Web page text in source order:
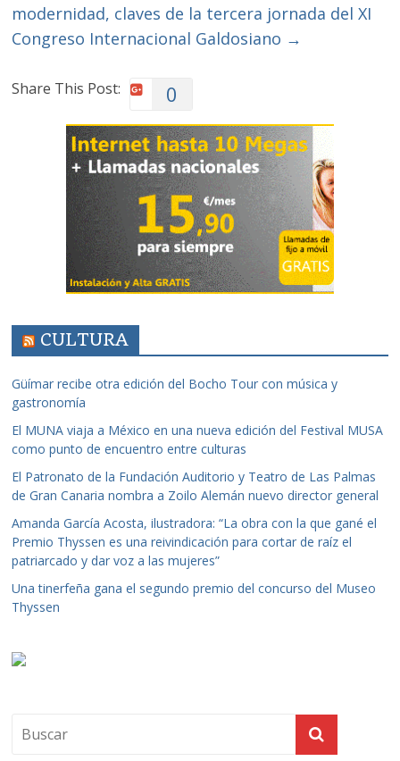
modernidad, claves de la tercera jornada del XI
Congreso Internacional Galdosiano →
Share This Post: 0
CULTURA
Güímar recibe otra edición del Bocho Tour con música y
gastronomía
El MUNA viaja a México en una nueva edición del Festival MUSA
como punto de encuentro entre culturas
El Patronato de la Fundación Auditorio y Teatro de Las Palmas
de Gran Canaria nombra a Zoilo Alemán nuevo director general
Amanda García Acosta, ilustradora: “La obra con la que gané el
Premio Thyssen es una reivindicación para cortar de raíz el
patriarcado y dar voz a las mujeres”
Una tinerfeña gana el segundo premio del concurso del Museo
Thyssen